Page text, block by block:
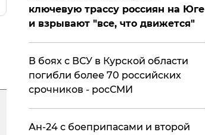
ключевую трассу россиян на Юге
и взрывают "все, что движется"
В боях с ВСУ в Курской области
погибли более 70 российских
срочников - росСМИ
Ан-24 с боеприпасами и второй